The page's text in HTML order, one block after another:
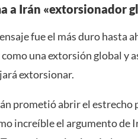
a Irán «extorsionador
fue el más duro hasta
una extorsión global y
extorsionar.
prometió abrir el estrecho
increíble el argumento de